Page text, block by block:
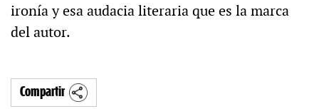
ironía y esa audacia literaria que es la marca
del autor.
Compartir